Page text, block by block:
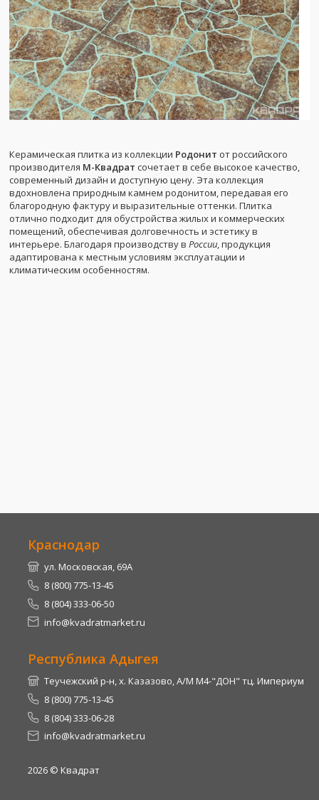
Керамическая плитка из коллекции Родонит от российского
производителя М-Квадрат сочетает в себе высокое качество,
современный дизайн и доступную цену. Эта коллекция
вдохновлена природным камнем родонитом, передавая его
благородную фактуру и выразительные оттенки. Плитка
отлично подходит для обустройства жилых и коммерческих
помещений, обеспечивая долговечность и эстетику в
интерьере. Благодаря производству в России , продукция
адаптирована к местным условиям эксплуатации и
климатическим особенностям.
Краснодар
ул. Московская, 69А
8 (800) 775-13-45
8 (804) 333-06-50
info@kvadratmarket.ru
Республика Адыгея
Теучежский р-н, х. Казазово, А/М М4-"ДОН" тц. Империум
8 (800) 775-13-45
8 (804) 333-06-28
info@kvadratmarket.ru
2026 © Квадрат